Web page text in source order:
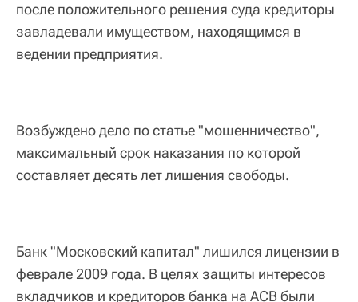
после положительного решения суда кредиторы
завладевали имуществом, находящимся в
ведении предприятия.
Возбуждено дело по статье "мошенничество",
максимальный срок наказания по которой
составляет десять лет лишения свободы.
Банк "Московский капитал" лишился лицензии в
феврале 2009 года. В целях защиты интересов
вкладчиков и кредиторов банка на АСВ были